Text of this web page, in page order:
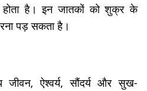
है। इन जातकों को शुक्र के
पड़ सकता है।
ऐश्वर्य, सौंदर्य और सुख-